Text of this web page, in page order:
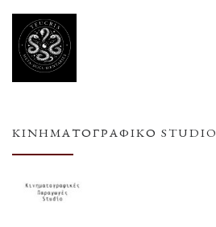
ΚΙΝΗΜΑΤΟΓΡΑΦΙΚΌ STUDIO